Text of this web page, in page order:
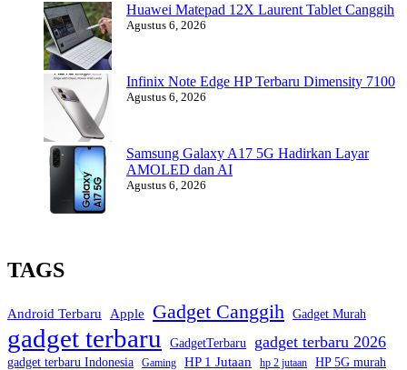
Huawei Matepad 12X Laurent Tablet Canggih
Agustus 6, 2026
Infinix Note Edge HP Terbaru Dimensity 7100
Agustus 6, 2026
Samsung Galaxy A17 5G Hadirkan Layar
AMOLED dan AI
Agustus 6, 2026
TAGS
Android Terbaru Apple Gadget Canggih Gadget Murah
gadget terbaru GadgetTerbaru gadget terbaru 2026
gadget terbaru Indonesia Gaming HP 1 Jutaan hp 2 jutaan HP 5G murah